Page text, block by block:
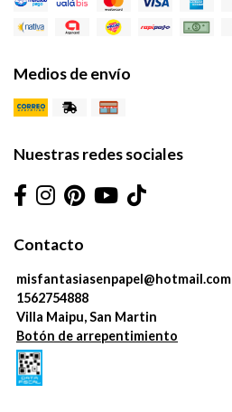
Medios de envío
Nuestras redes sociales
Contacto
misfantasiasenpapel@hotmail.com
1562754888
Villa Maipu, San Martin
Botón de arrepentimiento